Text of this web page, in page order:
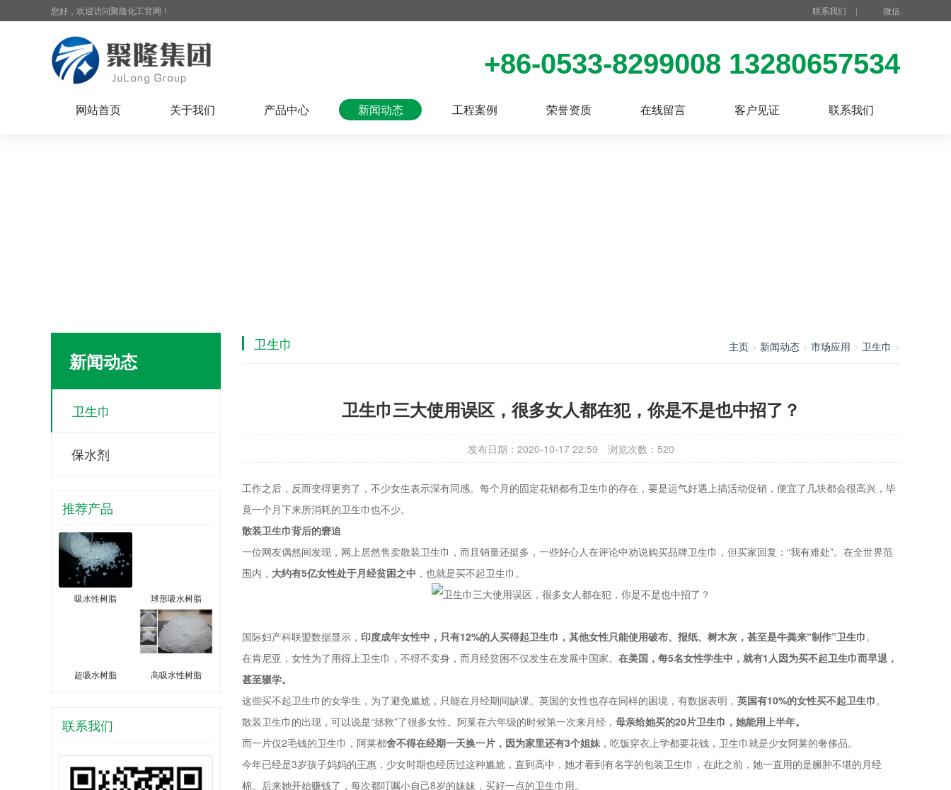
联系我们 | 微信
您好，欢迎访问聚隆化工官网！
+86-0533-8299008 13280657534
网站首页 关于我们 产品中心 新闻动态 工程案例 荣誉资质 在线留言 客户见证 联系我们
新闻动态
卫生巾
保水剂
推荐产品
吸水性树脂 球形吸水树脂
超吸水树脂 高吸水性树脂
联系我们
主页 > 新闻动态 > 市场应用 > 卫生巾 >
卫生巾
卫生巾三大使用误区，很多女人都在犯，你是不是也中招了？
发布日期：2020-10-17 22:59 浏览次数： 520
工作之后，反而变得更穷了，不少女生表示深有同感。每个月的固定花销都有卫生巾的存在，要是运气好遇上搞活动促销，便宜了几块都会很高兴，毕
竟一个月下来所消耗的卫生巾也不少。
散装卫生巾背后的窘迫
一位网友偶然间发现，网上居然售卖散装卫生巾，而且销量还挺多，一些好心人在评论中劝说购买品牌卫生巾，但买家回复：“我有难处”。在全世界范
围内， 大约有5亿女性处于月经贫困之中 ，也就是买不起卫生巾。
国际妇产科联盟数据显示， 印度成年女性中，只有12%的人买得起卫生巾，其他女性只能使用破布、报纸、树木灰，甚至是牛粪来“制作”卫生巾。
在肯尼亚，女性为了用得上卫生巾，不得不卖身，而月经贫困不仅发生在发展中国家。 在美国，每5名女性学生中，就有1人因为买不起卫生巾而早退，
甚至辍学。
这些买不起卫生巾的女学生，为了避免尴尬，只能在月经期间缺课。英国的女性也存在同样的困境，有数据表明， 英国有10%的女性买不起卫生巾。
散装卫生巾的出现，可以说是“拯救”了很多女性。阿莱在六年级的时候第一次来月经， 母亲给她买的20片卫生巾，她能用上半年。
而一片仅2毛钱的卫生巾，阿莱都舍不得在经期一天换一片，因为家里还有3个姐妹 ，吃饭穿衣上学都要花钱，卫生巾就是少女阿莱的奢侈品。
今年已经是3岁孩子妈妈的王惠，少女时期也经历过这种尴尬，直到高中，她才看到有名字的包装卫生巾，在此之前，她一直用的是臃肿不堪的月经
棉。后来她开始赚钱了，每次都叮嘱小自己8岁的妹妹，买好一点的卫生巾用。